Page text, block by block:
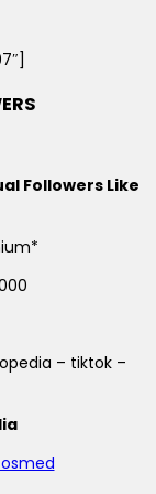
Followers Like
– tiktok –